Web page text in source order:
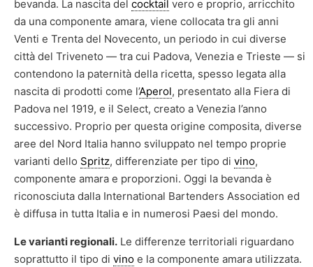
bevanda. La nascita del cocktail vero e proprio, arricchito
da una componente amara, viene collocata tra gli anni
Venti e Trenta del Novecento, un periodo in cui diverse
città del Triveneto — tra cui Padova, Venezia e Trieste — si
contendono la paternità della ricetta, spesso legata alla
nascita di prodotti come l’Aperol, presentato alla Fiera di
Padova nel 1919, e il Select, creato a Venezia l’anno
successivo. Proprio per questa origine composita, diverse
aree del Nord Italia hanno sviluppato nel tempo proprie
varianti dello Spritz, differenziate per tipo di vino,
componente amara e proporzioni. Oggi la bevanda è
riconosciuta dalla International Bartenders Association ed
è diffusa in tutta Italia e in numerosi Paesi del mondo.
Le varianti regionali. Le differenze territoriali riguardano
soprattutto il tipo di vino e la componente amara utilizzata.